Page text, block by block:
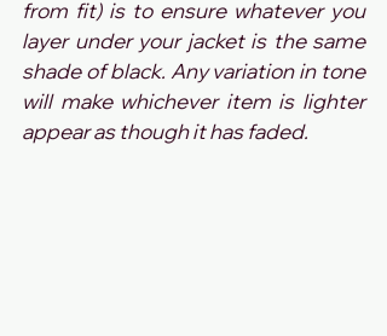
from fit) is to ensure whatever you
layer under your jacket is the same
shade of black. Any variation in tone
will make whichever item is lighter
appear as though it has faded.